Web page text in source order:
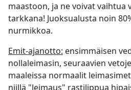
maastoon, ja ne voivat vaihtua
tarkkana! Juoksualusta noin
nurmikkoa.
Emit-ajanotto: ensimmäisen
nollaleimasin, seuraavien
maaleissa normaalit
niillä "leimaus" rastilippua